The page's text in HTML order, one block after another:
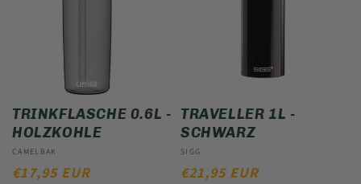
TRINKFLASCHE 0.6L -
HOLZKOHLE
Anbieter:
CAMELBAK
NORMALER
€17,95 EUR
TRAVELLER 1L -
SCHWARZ
Anbieter:
SIGG
NORMALER
€21,95 EUR